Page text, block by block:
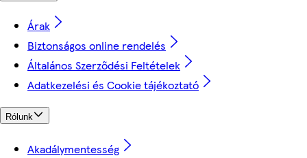
Árak
Biztonságos online rendelés
Általános Szerződési Feltételek
Adatkezelési és Cookie tájékoztató
Rólunk
Akadálymentesség